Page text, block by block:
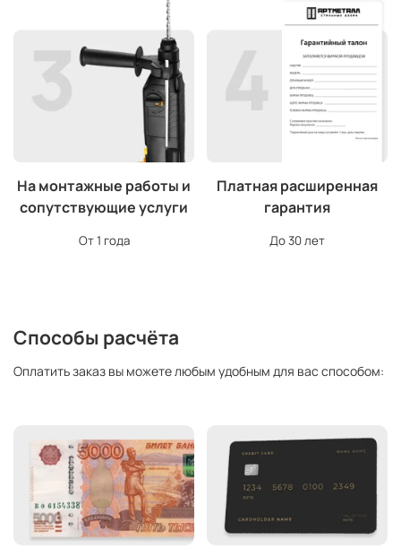
На монтажные работы и
сопутствующие услуги
От 1 года
Платная расширенная
гарантия
До 30 лет
Способы расчёта
Оплатить заказ вы можете любым удобным для вас способом: